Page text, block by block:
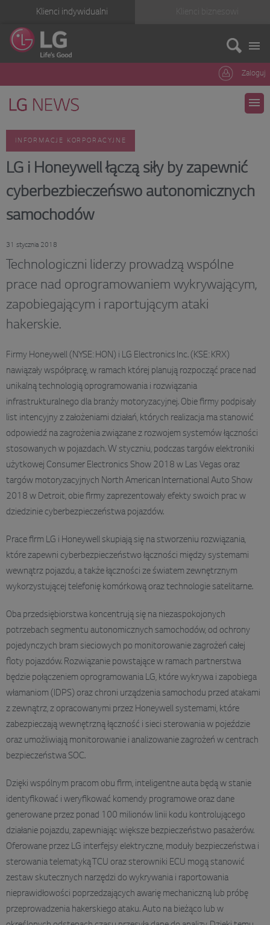
Klienci indywidualni
Zaloguj
INFORMACJE KORPORACYJNE
LG i Honeywell łączą siły by zapewnić
cyberbezbieczeńswo autonomicznych
samochodów
31 stycznia 2018
Technologiczni liderzy prowadzą wspólne
prace nad oprogramowaniem wykrywającym,
zapobiegającym i raportującym ataki
hakerskie.
Firmy Honeywell (NYSE: HON) i LG Electronics Inc. (KSE: KRX)
nawiązały współpracę, w ramach której planują rozpocząć prace nad
unikalną technologią oprogramowania i rozwiązania
infrastrukturalnego dla branży motoryzacyjnej. Obie firmy podpisały
list intencyjny z założeniami działań, których realizacja ma stanowić
odpowiedź na zagrożenia związane z rozwojem systemów łączności
stosowanych w pojazdach. W styczniu, podczas targów elektroniki
użytkowej Consumer Electronics Show 2018 w Las Vegas oraz
targów motoryzacyjnych North American International Auto Show
2018 w Detroit, obie firmy zaprezentowały efekty swoich prac w
dziedzinie cyberbezpieczeństwa pojazdów.
Prace firm LG i Honeywell skupiają się na stworzeniu rozwiązania,
które zapewni cyberbezpieczeństwo łączności między systemami
wewnątrz pojazdu, a także łączności ze światem zewnętrznym
wykorzystującej telefonię komórkową oraz technologie satelitarne.
Oba przedsiębiorstwa koncentrują się na niezaspokojonych
potrzebach segmentu autonomicznych samochodów, od ochrony
pojedynczych bram sieciowych po monitorowanie zagrożeń całej
floty pojazdów. Rozwiązanie powstające w ramach partnerstwa
będzie połączeniem oprogramowania LG, które wykrywa i zapobiega
włamaniom (IDPS) oraz chroni urządzenia samochodu przed atakami
z zewnątrz, z opracowanymi przez Honeywell systemami, które
zabezpieczają wewnętrzną łączność i sieci sterowania w pojeździe
oraz umożliwiają monitorowanie i analizowanie zagrożeń w centrach
bezpieczeństwa SOC.
Dzięki wspólnym pracom obu firm, inteligentne auta będą w stanie
identyfikować i weryfikować komendy programowe oraz dane
generowane przez ponad 100 milionów linii kodu kontrolującego
działanie pojazdu, zapewniając większe bezpieczeństwo pasażerów.
Oferowane przez LG interfejsy elektryczne, moduły bezpieczeństwa i
sterowania telematyką TCU oraz sterowniki ECU mogą stanowić
zestaw skutecznych narzędzi do wykrywania i raportowania
nieprawidłowości poprzedzających awarię mechaniczną lub próbę
przeprowadzenia hakerskiego ataku. Auto na bieżąco lub w